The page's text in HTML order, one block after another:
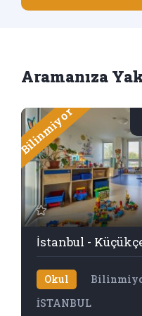
Aramanıza
Bilinmiyor
Okul
İSTANBUL